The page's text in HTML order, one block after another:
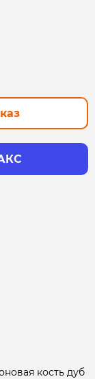
кость дуб